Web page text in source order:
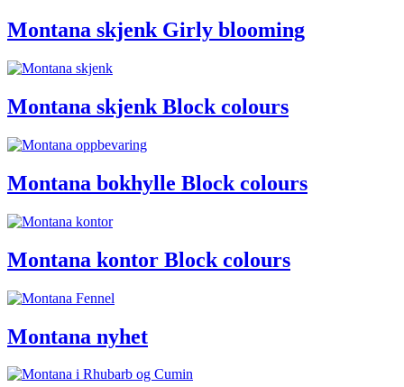
Montana skjenk Girly blooming
Montana skjenk Block colours
Montana bokhylle Block colours
Montana kontor Block colours
Montana nyhet